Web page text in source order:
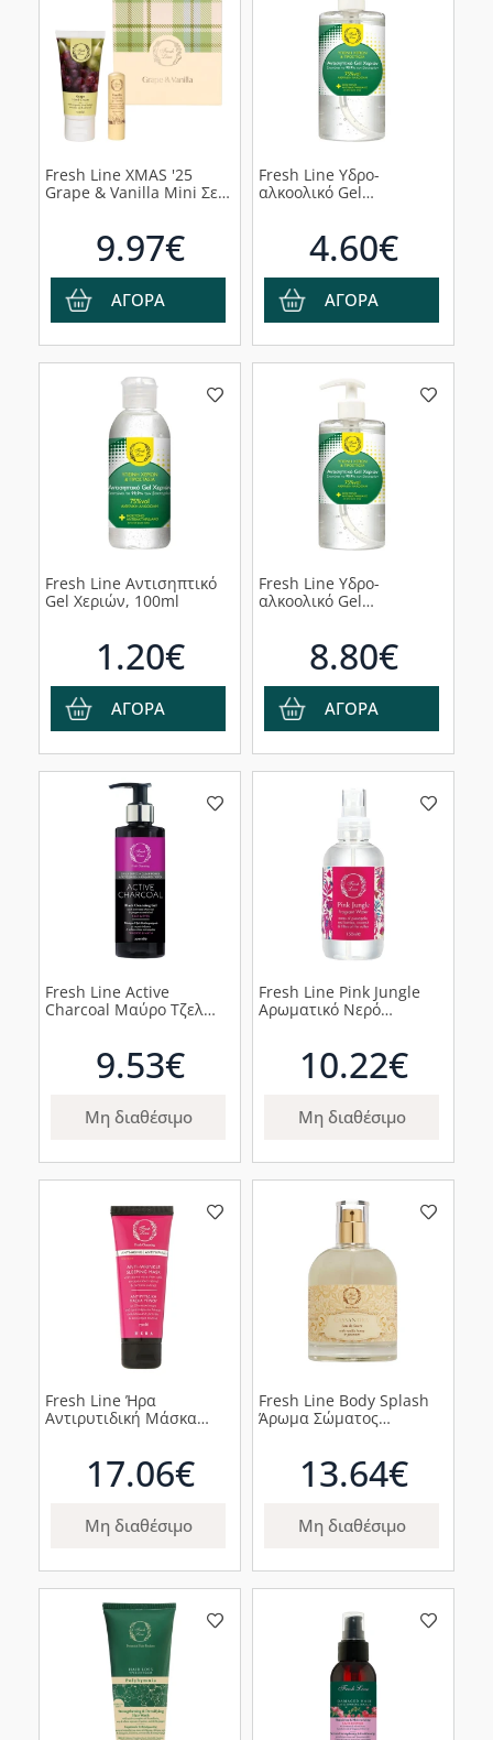
Fresh Line XMAS '25
Grape & Vanilla Mini Σετ
9.97€
ΑΓΟΡΑ
Fresh Line Υδρο-
αλκοολικό Gel
4.60€
ΑΓΟΡΑ
Fresh Line Αντισηπτικό
Gel Χεριών, 100ml
1.20€
ΑΓΟΡΑ
Fresh Line Υδρο-
αλκοολικό Gel
8.80€
ΑΓΟΡΑ
Fresh Line Active
Charcoal Μαύρο Τζελ
9.53€
Μη διαθέσιμο
Fresh Line Pink Jungle
Αρωματικό Νερό
10.22€
Μη διαθέσιμο
Fresh Line Ήρα
Αντιρυτιδική Μάσκα
17.06€
Μη διαθέσιμο
Fresh Line Body Splash
Άρωμα Σώματος
13.64€
Μη διαθέσιμο